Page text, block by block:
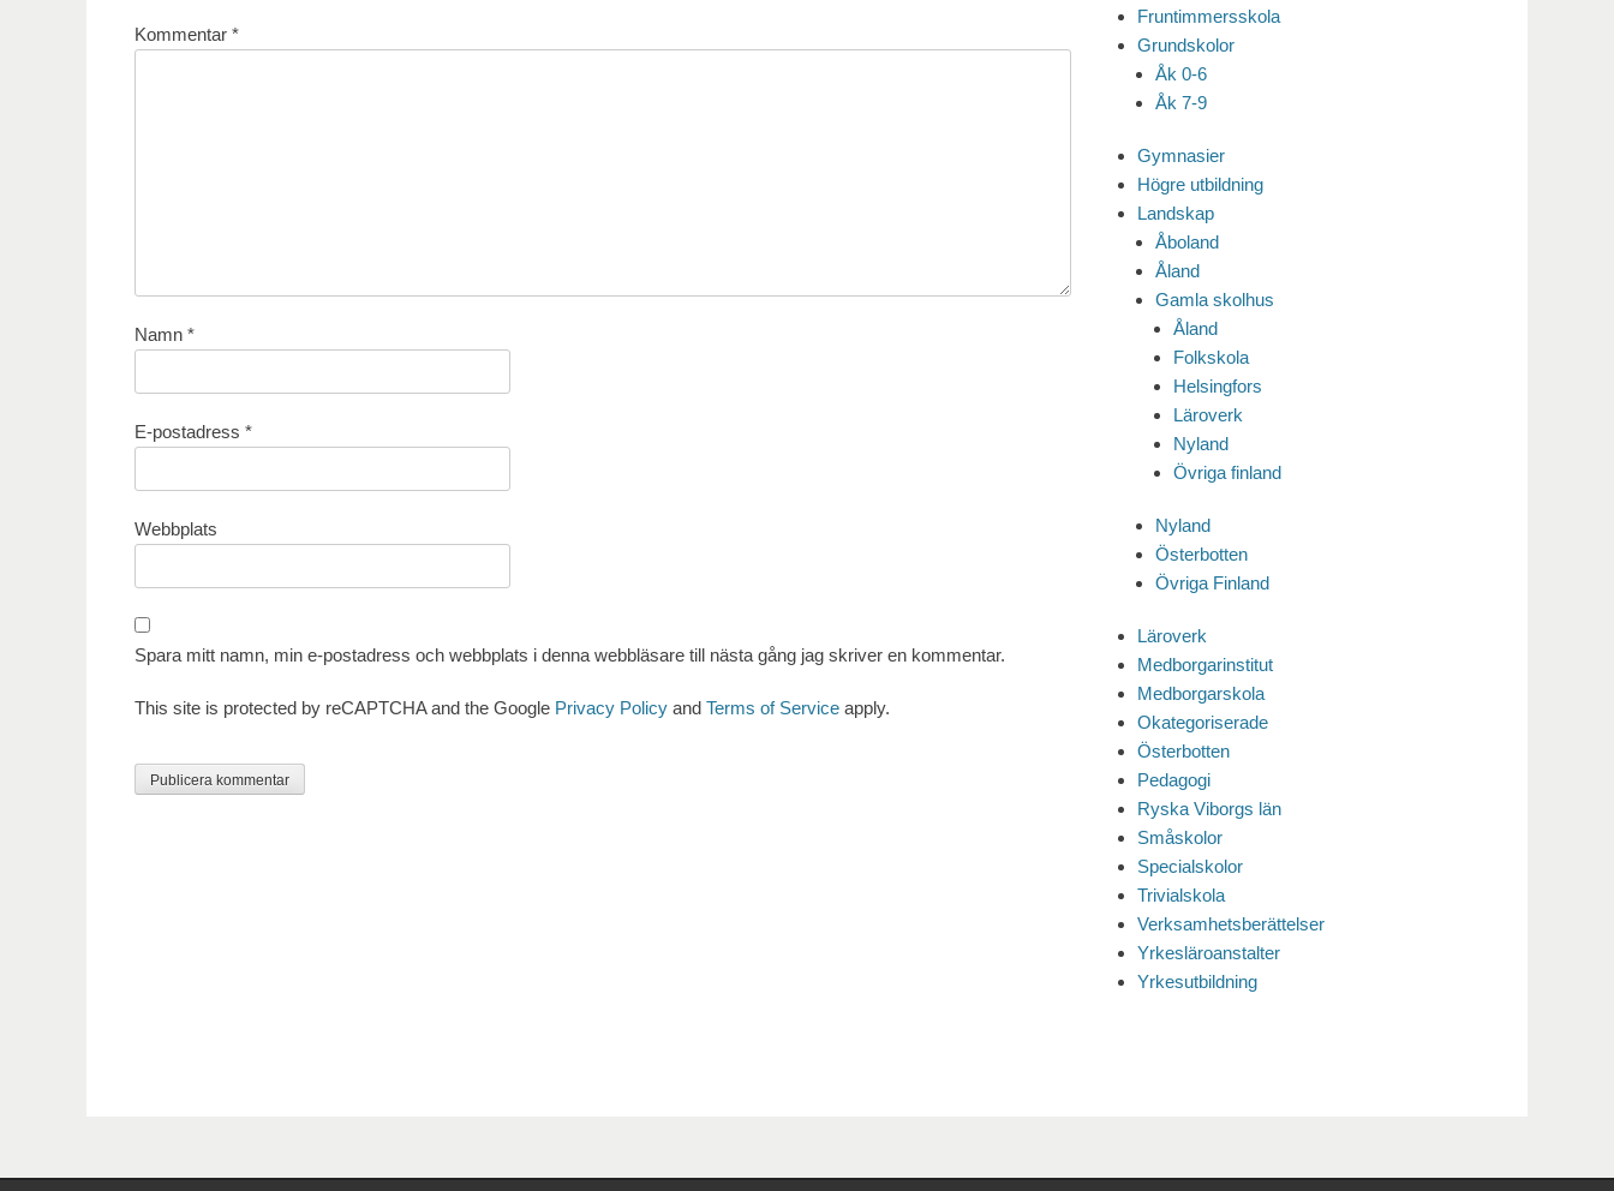
Kommentar *
Namn *
E-postadress *
Webbplats
Spara mitt namn, min e-postadress och webbplats i denna webbläsare till nästa gång jag skriver en kommentar.
This site is protected by reCAPTCHA and the Google Privacy Policy and Terms of Service apply.
Fruntimmersskola
Grundskolor
Åk 0-6
Åk 7-9
Gymnasier
Högre utbildning
Landskap
Åboland
Åland
Gamla skolhus
Åland
Folkskola
Helsingfors
Läroverk
Nyland
Övriga finland
Nyland
Österbotten
Övriga Finland
Läroverk
Medborgarinstitut
Medborgarskola
Okategoriserade
Österbotten
Pedagogi
Ryska Viborgs län
Småskolor
Specialskolor
Trivialskola
Verksamhetsberättelser
Yrkesläroanstalter
Yrkesutbildning